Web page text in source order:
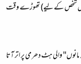
(اس شخص کے لیے) تھوڑے وقت
والی ہٹ دھرمی پر اتر آتا